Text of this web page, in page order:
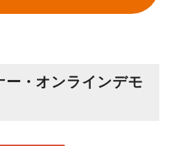
ー・オンラインデモ